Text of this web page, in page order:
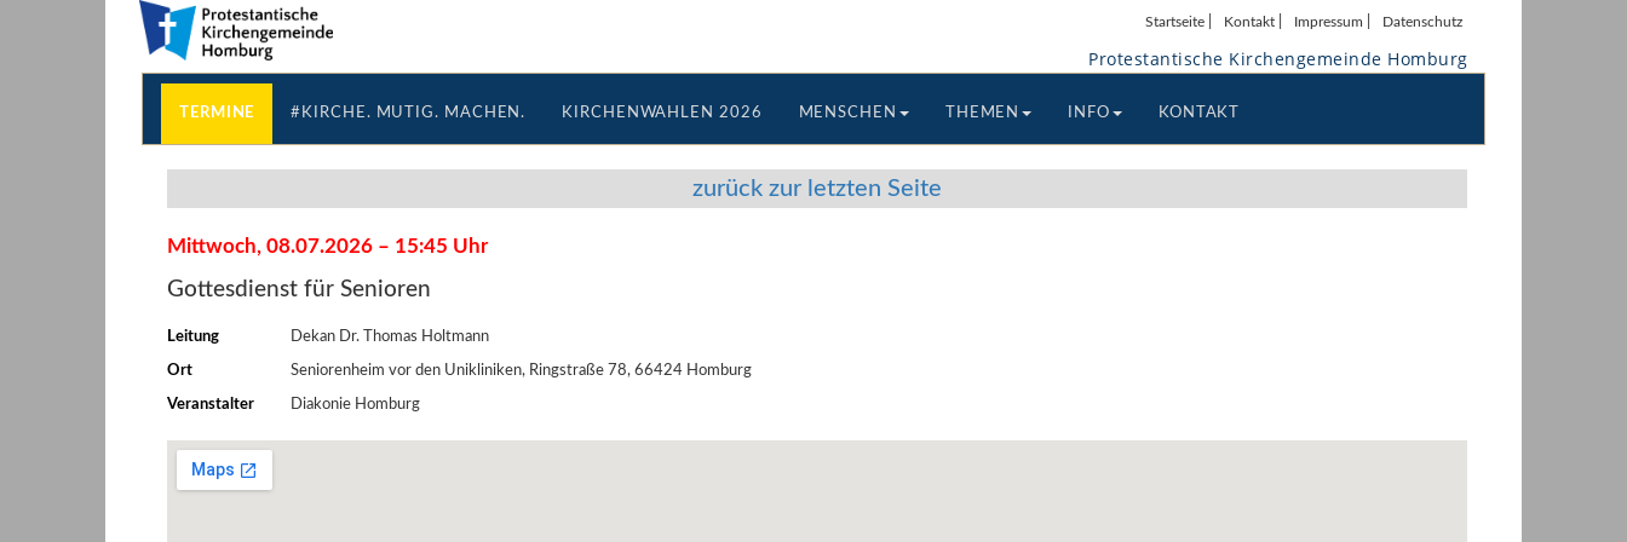
Direkt
zum
Inhalt
springen
Startseite| Kontakt| Impressum Datenschutz
Protestantische Kirchengemeinde Homburg
TERMINE #KIRCHE. MUTIG. MACHEN. KIRCHENWAHLEN 2026 MENSCHEN THEMEN INFO KONTAKT
zurück zur letzten Seite
Mittwoch, 08.07.2026 – 15:45 Uhr
Gottesdienst für Senioren
Leitung Dekan Dr. Thomas Holtmann
Ort Seniorenheim vor den Unikliniken, Ringstraße 78, 66424 Homburg
Veranstalter Diakonie Homburg